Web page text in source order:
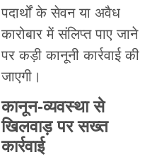
पदार्थों के सेवन या अवैध
कारोबार में संलिप्त पाए जाने
पर कड़ी कानूनी कार्रवाई की
जाएगी।
कानून-व्यवस्था से
खिलवाड़ पर सख्त
कार्रवाई